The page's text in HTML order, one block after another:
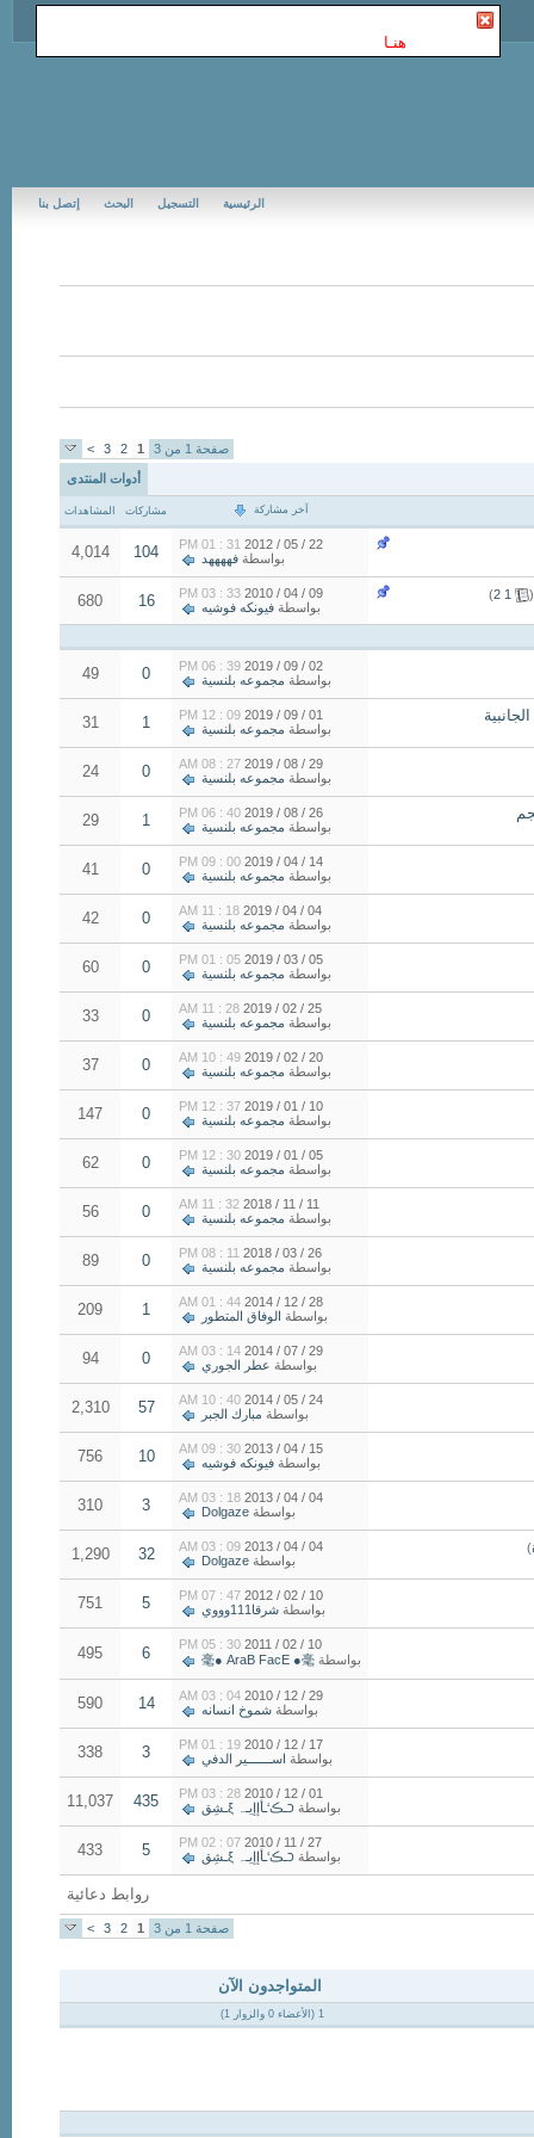
هنـا
إتصل بنا البحث التسجيل الرئيسية
صفحة 1 من 3 1
2
3
>
أدوات المنتدى
آخر مشاركة مشاركات المشاهدات
22 / 05 / 2012
31 : 01 PM
بواسطة فههههد 104
4,014
(
1
2
)
09 / 04 / 2010
33 : 03 PM
بواسطة فيونكه فوشيه 16
680
02 / 09 / 2019
39 : 06 PM
بواسطة مجموعه بلنسية 0
49
01 / 09 / 2019
09 : 12 PM
بواسطة مجموعه بلنسية 1
31
29 / 08 / 2019
27 : 08 AM
بواسطة مجموعه بلنسية 0
24
26 / 08 / 2019
40 : 06 PM
بواسطة مجموعه بلنسية 1
29
14 / 04 / 2019
00 : 09 PM
بواسطة مجموعه بلنسية 0
41
04 / 04 / 2019
18 : 11 AM
بواسطة مجموعه بلنسية 0
42
05 / 03 / 2019
05 : 01 PM
بواسطة مجموعه بلنسية 0
60
25 / 02 / 2019
28 : 11 AM
بواسطة مجموعه بلنسية 0
33
20 / 02 / 2019
49 : 10 AM
بواسطة مجموعه بلنسية 0
37
10 / 01 / 2019
37 : 12 PM
بواسطة مجموعه بلنسية 0
147
05 / 01 / 2019
30 : 12 PM
بواسطة مجموعه بلنسية 0
62
11 / 11 / 2018
32 : 11 AM
بواسطة مجموعه بلنسية 0
56
26 / 03 / 2018
11 : 08 PM
بواسطة مجموعه بلنسية 0
89
28 / 12 / 2014
44 : 01 AM
بواسطة الوفاق المتطور 1
209
29 / 07 / 2014
14 : 03 AM
بواسطة عطر الجوري 0
94
24 / 05 / 2014
40 : 10 AM
بواسطة مبارك الجبر 57
2,310
15 / 04 / 2013
30 : 09 AM
بواسطة فيونكه فوشيه 10
756
04 / 04 / 2013
18 : 03 AM
بواسطة Dolgaze
3
310
)
04 / 04 / 2013
09 : 03 AM
بواسطة Dolgaze
32
1,290
10 / 02 / 2012
47 : 07 PM
بواسطة شرقا111وووي 5
751
10 / 02 / 2011
30 : 05 PM
بواسطة 毫● AraB FacE ●毫
6
495
29 / 12 / 2010
04 : 03 AM
بواسطة شموخ انسانه 14
590
17 / 12 / 2010
19 : 01 PM
بواسطة اســـــــير الدفي 3
338
01 / 12 / 2010
28 : 03 PM
بواسطة ‏כـڪ‘ـأإإيـہ ξـشِق 435
11,037
27 / 11 / 2010
07 : 02 PM
بواسطة ‏כـڪ‘ـأإإيـہ ξـشِق 5
433
روابط دعائية
صفحة 1 من 3 1
2
3
>
المتواجدون الآن
1 (الأعضاء 0 والزوار 1)